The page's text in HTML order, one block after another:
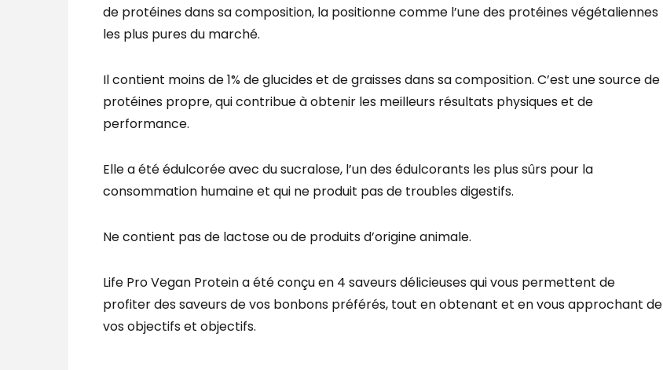
de protéines dans sa composition, la positionne comme l’une des protéines végétaliennes
les plus pures du marché.
Il contient moins de 1% de glucides et de graisses dans sa composition. C’est une source de
protéines propre, qui contribue à obtenir les meilleurs résultats physiques et de
performance.
Elle a été édulcorée avec du sucralose, l’un des édulcorants les plus sûrs pour la
consommation humaine et qui ne produit pas de troubles digestifs.
Ne contient pas de lactose ou de produits d’origine animale.
Life Pro Vegan Protein a été conçu en 4 saveurs délicieuses qui vous permettent de
profiter des saveurs de vos bonbons préférés, tout en obtenant et en vous approchant de
vos objectifs et objectifs.